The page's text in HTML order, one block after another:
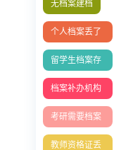
无档案建档
个人档案丢了
怎么办？档案
能补办吗
留学生档案存
放
档案补办机构
有哪些
考研需要档案
吗
教师资格证丢